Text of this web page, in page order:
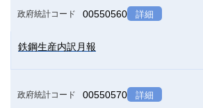
政府統計コード 00550560 詳細
鉄鋼生産内訳月報
政府統計コード 00550570 詳細